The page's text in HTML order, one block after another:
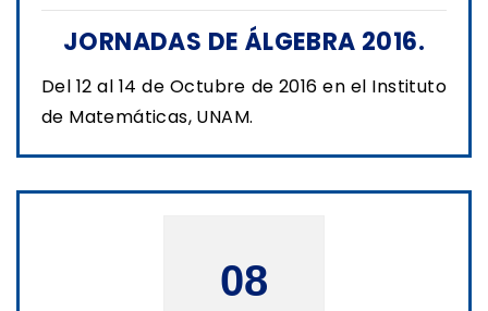
JORNADAS DE ÁLGEBRA 2016.
Del 12 al 14 de Octubre de 2016 en el Instituto
de Matemáticas, UNAM.
08